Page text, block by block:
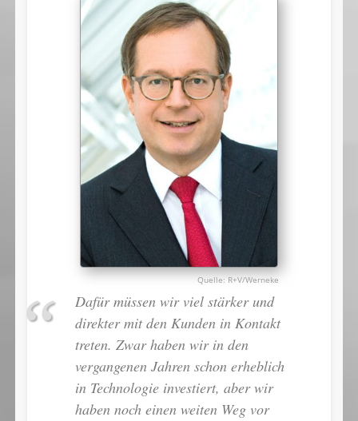
R+V/Werneke
Dafür müssen wir viel stärker und
direkter mit den Kunden in Kontakt
treten. Zwar haben wir in den
vergangenen Jahren schon erheblich
in Technologie investiert, aber wir
haben noch einen weiten Weg vor